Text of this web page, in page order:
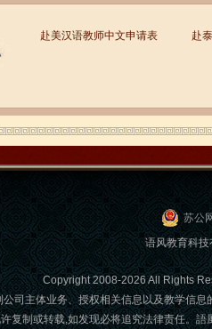
赴美汉语教师中文申请表 赴
苏公
语风教育科
Copyright 2008-2026 All Rights
公司主体业务、授权相关信息以及教学信
复制或转载,如发现必将追究法律责任。